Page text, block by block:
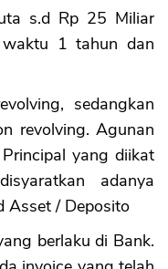
s.d Rp 25 Miliar
waktu 1 tahun dan
sedangkan
revolving. Agunan
yang diikat
adanya
Asset / Deposito
berlaku di Bank.